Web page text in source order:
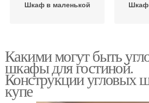
Шкаф в маленькой Шкаф
Шкафы для кухни
Какими могут быть
шкафы для гостиной.
Конструкции угловых
купе